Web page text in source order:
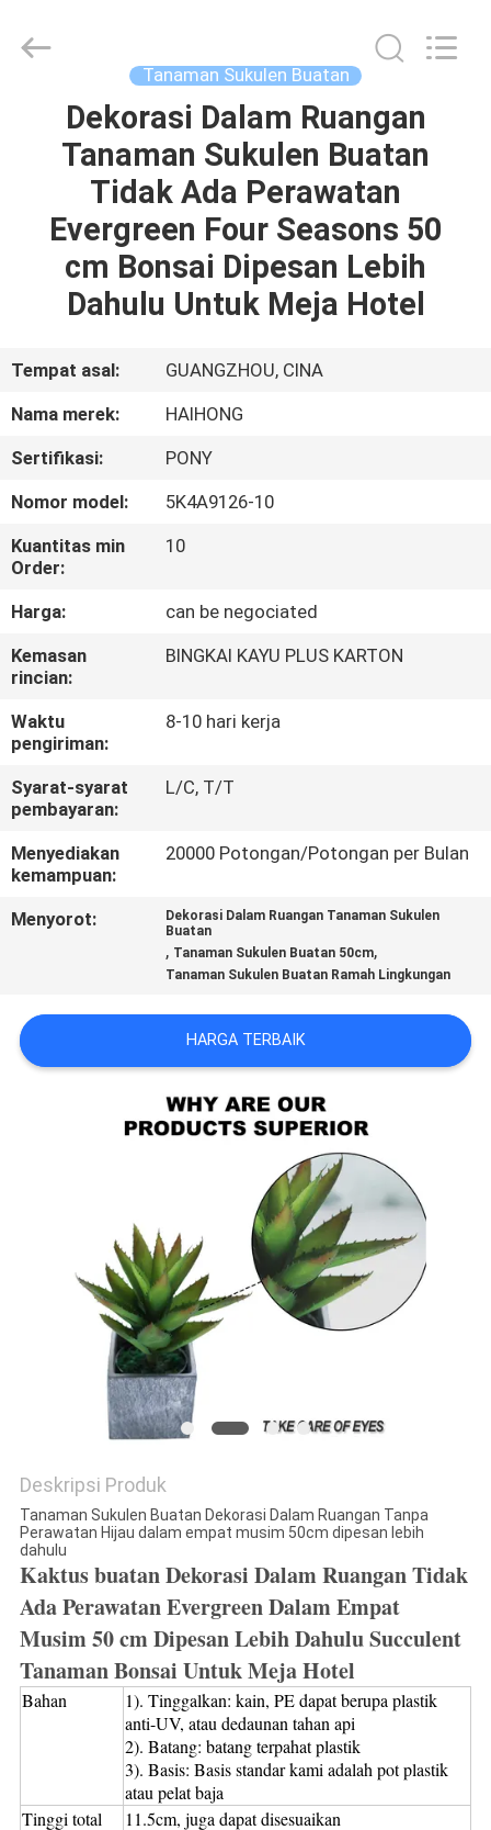
RUMAH
PRODUK
VIDEO
TENTANG
KAMI
PABRIK
KONTROL
KUALITAS
HUBUNGI
KAMI
BERITA
KASUS
MINTA
PENAWARAN
SITEMAP
KEBIJAKAN
Crafts
Factory.
Tanaman Sukulen Buatan
Dekorasi Dalam Ruangan
Tanaman Sukulen Buatan
Tidak Ada Perawatan
Evergreen Four Seasons 50
cm Bonsai Dipesan Lebih
Dahulu Untuk Meja Hotel
Tempat asal:
GUANGZHOU, CINA
Nama merek:
HAIHONG
Sertifikasi:
PONY
Nomor model:
5K4A9126-10
Kuantitas min
Order:
10
Harga:
can be negociated
Kemasan
rincian:
BINGKAI KAYU PLUS KARTON
Waktu
pengiriman:
8-10 hari kerja
Syarat-syarat
pembayaran:
L/C, T/T
Menyediakan
kemampuan:
20000 Potongan/Potongan per Bulan
Menyorot:
Dekorasi Dalam Ruangan Tanaman Sukulen
Buatan
, Tanaman Sukulen Buatan 50cm,
Tanaman Sukulen Buatan Ramah Lingkungan
HARGA TERBAIK
Deskripsi Produk
Tanaman Sukulen Buatan Dekorasi Dalam Ruangan Tanpa
Perawatan Hijau dalam empat musim 50cm dipesan lebih
dahulu
Kaktus buatan Dekorasi Dalam Ruangan Tidak
Ada Perawatan Evergreen Dalam Empat
Musim 50 cm Dipesan Lebih Dahulu Succulent
Tanaman Bonsai Untuk Meja Hotel
Bahan
1). Tinggalkan: kain, PE dapat berupa plastik
anti-UV, atau dedaunan tahan api
2). Batang: batang terpahat plastik
3). Basis: Basis standar kami adalah pot plastik
atau pelat baja
Tinggi total
11.5cm, juga dapat disesuaikan